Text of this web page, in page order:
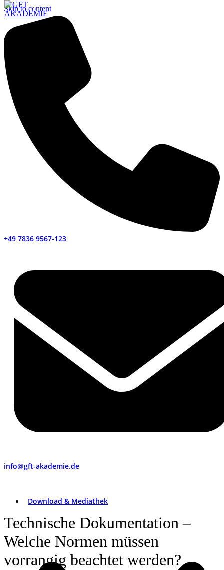
Skip to content
+49 7836 9567-123
info@gft-akademie.de
Download & Mediathek
Technische Dokumentation –
Welche Normen müssen
vorrangig beachtet werden?